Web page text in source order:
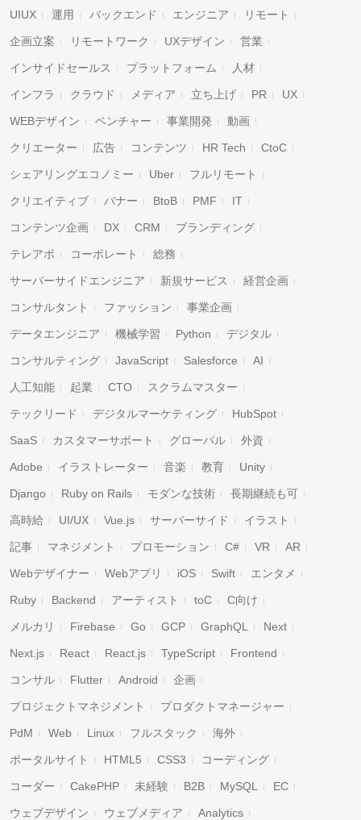
UIUX 運用 バックエンド エンジニア リモート
企画立案 リモートワーク UXデザイン 営業
インサイドセールス プラットフォーム 人材
インフラ クラウド メディア 立ち上げ PR UX
WEBデザイン ベンチャー 事業開発 動画
クリエーター 広告 コンテンツ HR Tech CtoC
シェアリングエコノミー Uber フルリモート
クリエイティブ バナー BtoB PMF IT
コンテンツ企画 DX CRM ブランディング
テレアポ コーポレート 総務
サーバーサイドエンジニア 新規サービス 経営企画
コンサルタント ファッション 事業企画
データエンジニア 機械学習 Python デジタル
コンサルティング JavaScript Salesforce AI
人工知能 起業 CTO スクラムマスター
テックリード デジタルマーケティング HubSpot
SaaS カスタマーサポート グローバル 外資
Adobe イラストレーター 音楽 教育 Unity
Django Ruby on Rails モダンな技術 長期継続も可
高時給 UI/UX Vue.js サーバーサイド イラスト
記事 マネジメント プロモーション C# VR AR
Webデザイナー Webアプリ iOS Swift エンタメ
Ruby Backend アーティスト toC C向け
メルカリ Firebase Go GCP GraphQL Next
Next.js React React.js TypeScript Frontend
コンサル Flutter Android 企画
プロジェクトマネジメント プロダクトマネージャー
PdM Web Linux フルスタック 海外
ポータルサイト HTML5 CSS3 コーディング
コーダー CakePHP 未経験 B2B MySQL EC
ウェブデザイン ウェブメディア Analytics